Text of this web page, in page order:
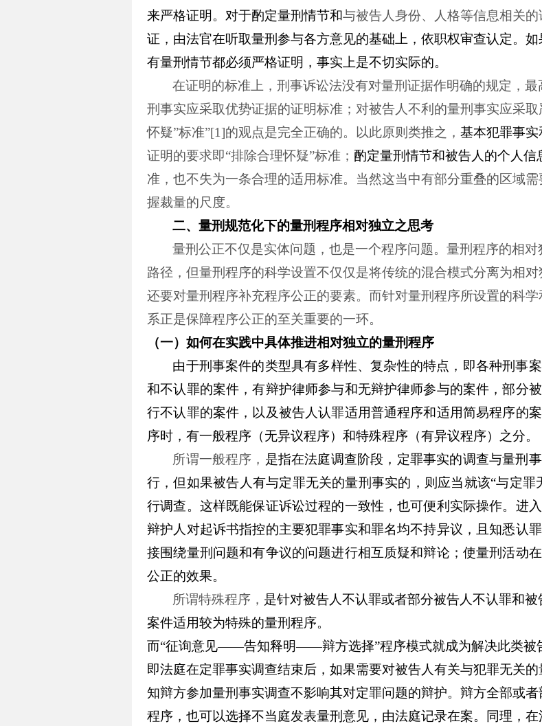
来严格证明。对于酌定量刑情节和与被告人身份、人格等信息相关的
证，由法官在听取量刑参与各方意见的基础上，依职权审查认定。
有量刑情节都必须严格证明，事实上是不切实际的。
在证明的标准上，刑事诉讼法没有对量刑证据作明确的规定，
刑事实应采取优势证据的证明标准；对被告人不利的量刑事实应采
怀疑”标准”[1]的观点是完全正确的。以此原则类推之， 基本犯罪事实
证明的要求即“排除合理怀疑”标准； 酌定量刑情节和被告人的个人信
准，也不失为一条合理的适用标准。当然这当中有部分重叠的区域
握裁量的尺度。
二、量刑规范化下的量刑程序相对独立之思考
量刑公正不仅是实体问题，也是一个程序问题。量刑程序的相
路径，但量刑程序的科学设置不仅仅是将传统的混合模式分离为相对
还要对量刑程序补充程序公正的要素。而针对量刑程序所设置的科
系正是保障程序公正的至关重要的一环。
（一） 如何在实践中具体推进相对独立的量刑程序
由于刑事案件的类型具有多样性、复杂性的特点，即各种刑事
和不认罪的案件，有辩护律师参与和无辩护律师参与的案件，部分
行不认罪的案件，以及被告人认罪适用普通程序和适用简易程序的
序时，有一般程序（无异议程序）和特殊程序（有异议程序）之分。
所谓一般程序， 是指在法庭调查阶段，定罪事实的调查与量刑
行，但如果被告人有与定罪无关的量刑事实的，则应当就该“与定罪
行调查。这样既能保证诉讼过程的一致性，也可便利实际操作。进
辩护人对起诉书指控的主要犯罪事实和罪名均不持异议，且知悉认
接围绕量刑问题和有争议的问题进行相互质疑和辩论；使量刑活动
公正的效果。
所谓特殊程序， 是针对被告人不认罪或者部分被告人不认罪和
案件适用较为特殊的量刑程序。
而“征询意见——告知释明——辩方选择”程序模式就成为解决此类被
即法庭在定罪事实调查结束后，如果需要对被告人有关与犯罪无关
知辩方参加量刑事实调查不影响其对定罪问题的辩护。辩方全部或
程序，也可以选择不当庭发表量刑意见，由法庭记录在案。同理，